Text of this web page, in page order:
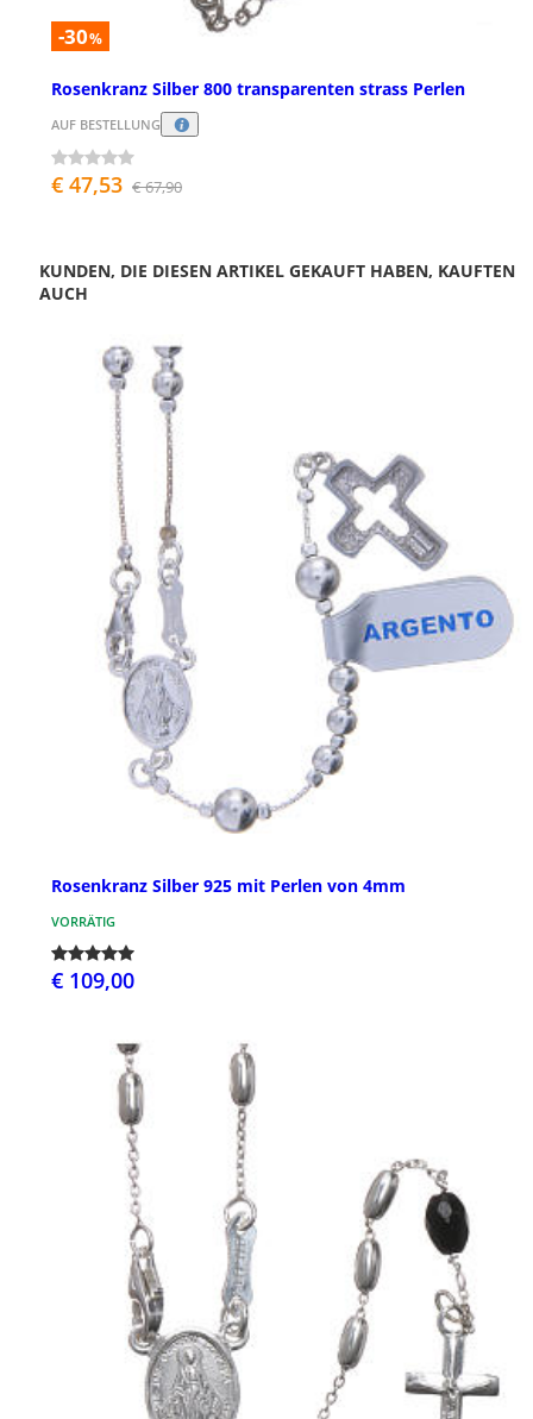
-30%
Rosenkranz Silber 800 transparenten strass Perlen
AUF BESTELLUNG
€ 47,53 € 67,90
KUNDEN, DIE DIESEN ARTIKEL GEKAUFT HABEN, KAUFTEN
AUCH
Rosenkranz Silber 925 mit Perlen von 4mm
VORRÄTIG
€ 109,00